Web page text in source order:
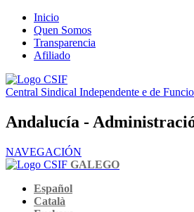
Inicio
Quen Somos
Transparencia
Afiliado
Central Sindical Independente e de
Andalucía -
NAVEGACIÓN
GALEGO
Español
Català